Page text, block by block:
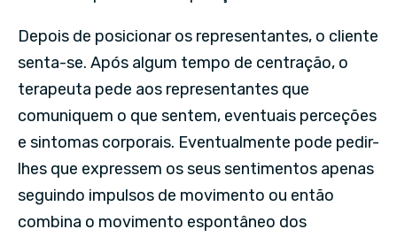
Depois de posicionar os representantes, o cliente
senta-se. Após algum tempo de centração, o
terapeuta pede aos representantes que
comuniquem o que sentem, eventuais perceções
e sintomas corporais. Eventualmente pode pedir-
lhes que expressem os seus sentimentos apenas
seguindo impulsos de movimento ou então
combina o movimento espontâneo dos